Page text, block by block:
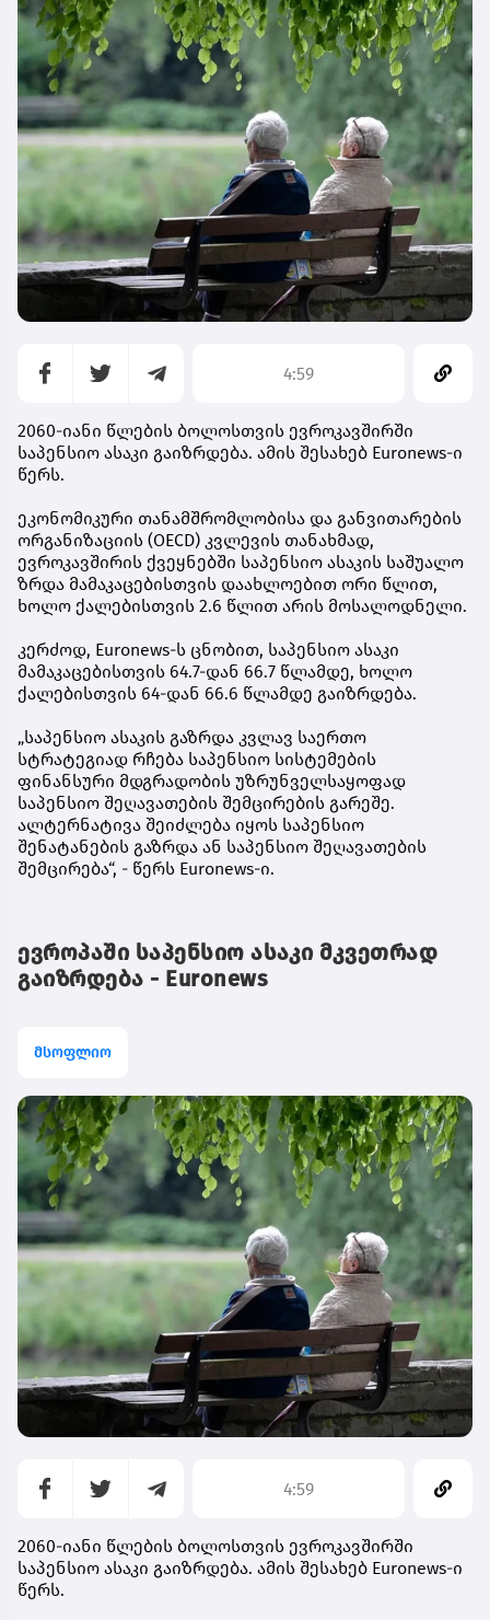
4:59
2060-იანი წლების ბოლოსთვის ევროკავშირში
საპენსიო ასაკი გაიზრდება. ამის შესახებ Euronews-ი
წერს.
ეკონომიკური თანამშრომლობისა და განვითარების
ორგანიზაციის (OECD) კვლევის თანახმად,
ევროკავშირის ქვეყნებში საპენსიო ასაკის საშუალო
ზრდა მამაკაცებისთვის დაახლოებით ორი წლით,
ხოლო ქალებისთვის 2.6 წლით არის მოსალოდნელი.
კერძოდ, Euronews-ს ცნობით, საპენსიო ასაკი
მამაკაცებისთვის 64.7-დან 66.7 წლამდე, ხოლო
ქალებისთვის 64-დან 66.6 წლამდე გაიზრდება.
„საპენსიო ასაკის გაზრდა კვლავ საერთო
სტრატეგიად რჩება საპენსიო სისტემების
ფინანსური მდგრადობის უზრუნველსაყოფად
საპენსიო შეღავათების შემცირების გარეშე.
ალტერნატივა შეიძლება იყოს საპენსიო
შენატანების გაზრდა ან საპენსიო შეღავათების
შემცირება“, - წერს Euronews-ი.
ევროპაში საპენსიო ასაკი მკვეთრად
გაიზრდება - Euronews
მსოფლიო
4:59
2060-იანი წლების ბოლოსთვის ევროკავშირში
საპენსიო ასაკი გაიზრდება. ამის შესახებ Euronews-ი
წერს.